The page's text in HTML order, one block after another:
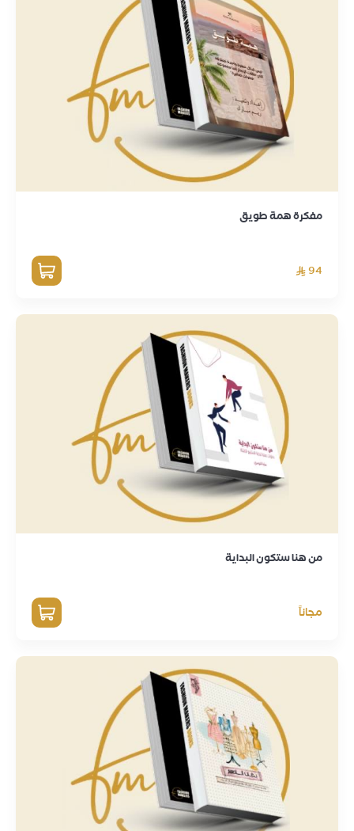
مفكرة همة طويق
94
من هنا ستكون البداية
مجاناً